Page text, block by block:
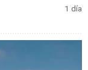
1 día